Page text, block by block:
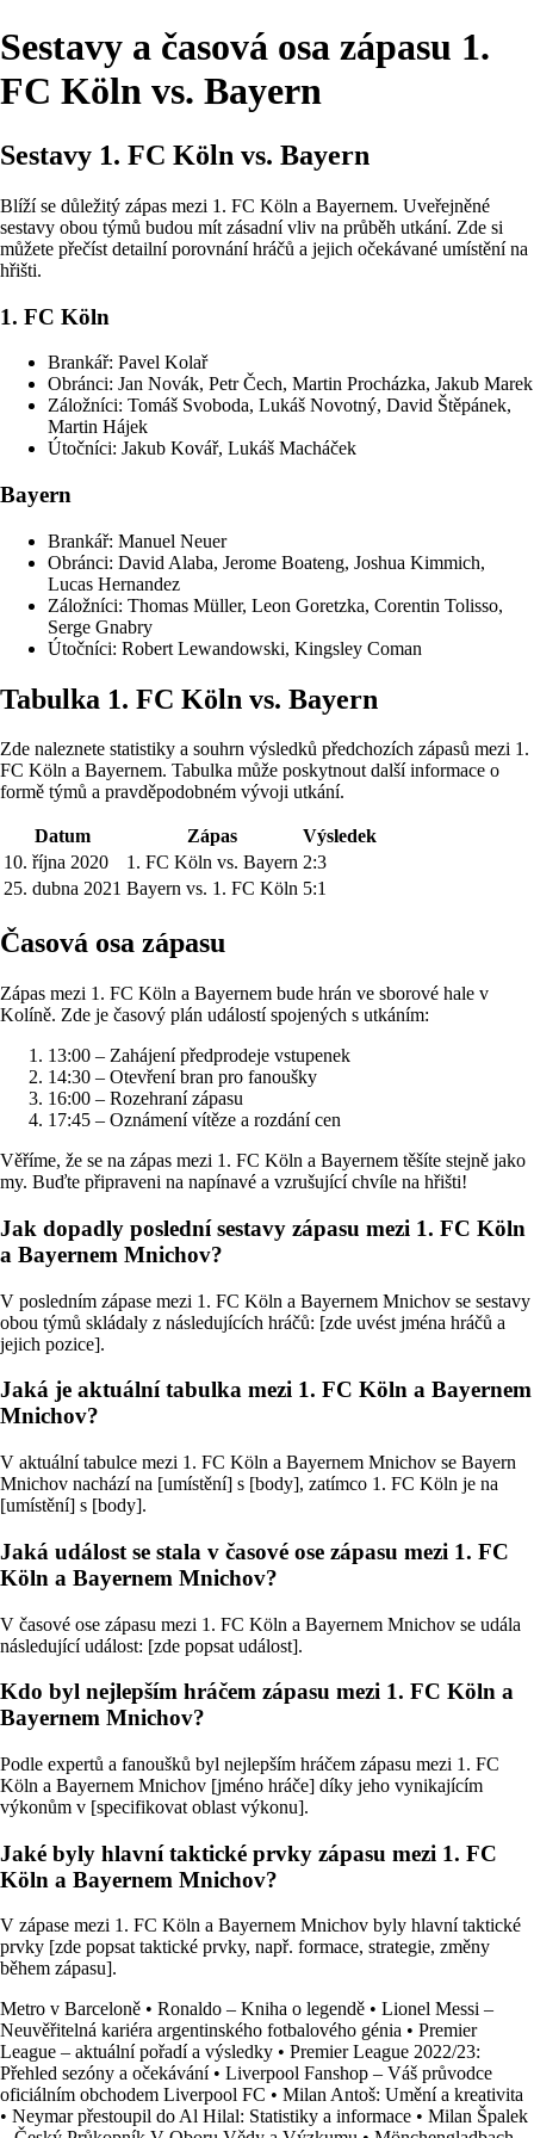
Sestavy a časová osa zápasu 1.
FC Köln vs. Bayern
Sestavy 1. FC Köln vs. Bayern
Blíží se důležitý zápas mezi 1. FC Köln a Bayernem. Uveřejněné
sestavy obou týmů budou mít zásadní vliv na průběh utkání. Zde si
můžete přečíst detailní porovnání hráčů a jejich očekávané umístění na
hřišti.
1. FC Köln
Brankář: Pavel Kolař
Obránci: Jan Novák, Petr Čech, Martin Procházka, Jakub Marek
Záložníci: Tomáš Svoboda, Lukáš Novotný, David Štěpánek,
Martin Hájek
Útočníci: Jakub Kovář, Lukáš Macháček
Bayern
Brankář: Manuel Neuer
Obránci: David Alaba, Jerome Boateng, Joshua Kimmich,
Lucas Hernandez
Záložníci: Thomas Müller, Leon Goretzka, Corentin Tolisso,
Serge Gnabry
Útočníci: Robert Lewandowski, Kingsley Coman
Tabulka 1. FC Köln vs. Bayern
Zde naleznete statistiky a souhrn výsledků předchozích zápasů mezi 1.
FC Köln a Bayernem. Tabulka může poskytnout další informace o
formě týmů a pravděpodobném vývoji utkání.
Datum Zápas
Výsledek
10. října 2020
1. FC Köln vs. Bayern 2:3
25. dubna 2021 Bayern vs. 1. FC Köln 5:1
Časová osa zápasu
Zápas mezi 1. FC Köln a Bayernem bude hrán ve sborové hale v
Kolíně. Zde je časový plán událostí spojených s utkáním:
13:00 – Zahájení předprodeje vstupenek
14:30 – Otevření bran pro fanoušky
16:00 – Rozehraní zápasu
17:45 – Oznámení vítěze a rozdání cen
Věříme, že se na zápas mezi 1. FC Köln a Bayernem těšíte stejně jako
my. Buďte připraveni na napínavé a vzrušující chvíle na hřišti!
Jak dopadly poslední sestavy zápasu mezi 1. FC Köln
a Bayernem Mnichov?
V posledním zápase mezi 1. FC Köln a Bayernem Mnichov se sestavy
obou týmů skládaly z následujících hráčů: [zde uvést jména hráčů a
jejich pozice].
Jaká je aktuální tabulka mezi 1. FC Köln a Bayernem
Mnichov?
V aktuální tabulce mezi 1. FC Köln a Bayernem Mnichov se Bayern
Mnichov nachází na [umístění] s [body], zatímco 1. FC Köln je na
[umístění] s [body].
Jaká událost se stala v časové ose zápasu mezi 1. FC
Köln a Bayernem Mnichov?
V časové ose zápasu mezi 1. FC Köln a Bayernem Mnichov se udála
následující událost: [zde popsat událost].
Kdo byl nejlepším hráčem zápasu mezi 1. FC Köln a
Bayernem Mnichov?
Podle expertů a fanoušků byl nejlepším hráčem zápasu mezi 1. FC
Köln a Bayernem Mnichov [jméno hráče] díky jeho vynikajícím
výkonům v [specifikovat oblast výkonu].
Jaké byly hlavní taktické prvky zápasu mezi 1. FC
Köln a Bayernem Mnichov?
V zápase mezi 1. FC Köln a Bayernem Mnichov byly hlavní taktické
prvky [zde popsat taktické prvky, např. formace, strategie, změny
během zápasu].
Metro v Barceloně • Ronaldo – Kniha o legendě • Lionel Messi –
Neuvěřitelná kariéra argentinského fotbalového génia • Premier
League – aktuální pořadí a výsledky • Premier League 2022/23:
Přehled sezóny a očekávání • Liverpool Fanshop – Váš průvodce
oficiálním obchodem Liverpool FC • Milan Antoš: Umění a kreativita
• Neymar přestoupil do Al Hilal: Statistiky a informace • Milan Špalek